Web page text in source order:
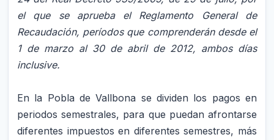
el que se aprueba el Reglamento General de
Recaudación, períodos que comprenderán desde el
1 de marzo al 30 de abril de 2012, ambos días
inclusive.
En la Pobla de Vallbona se dividen los pagos en
periodos semestrales, para que puedan afrontarse
diferentes impuestos en diferentes semestres, más